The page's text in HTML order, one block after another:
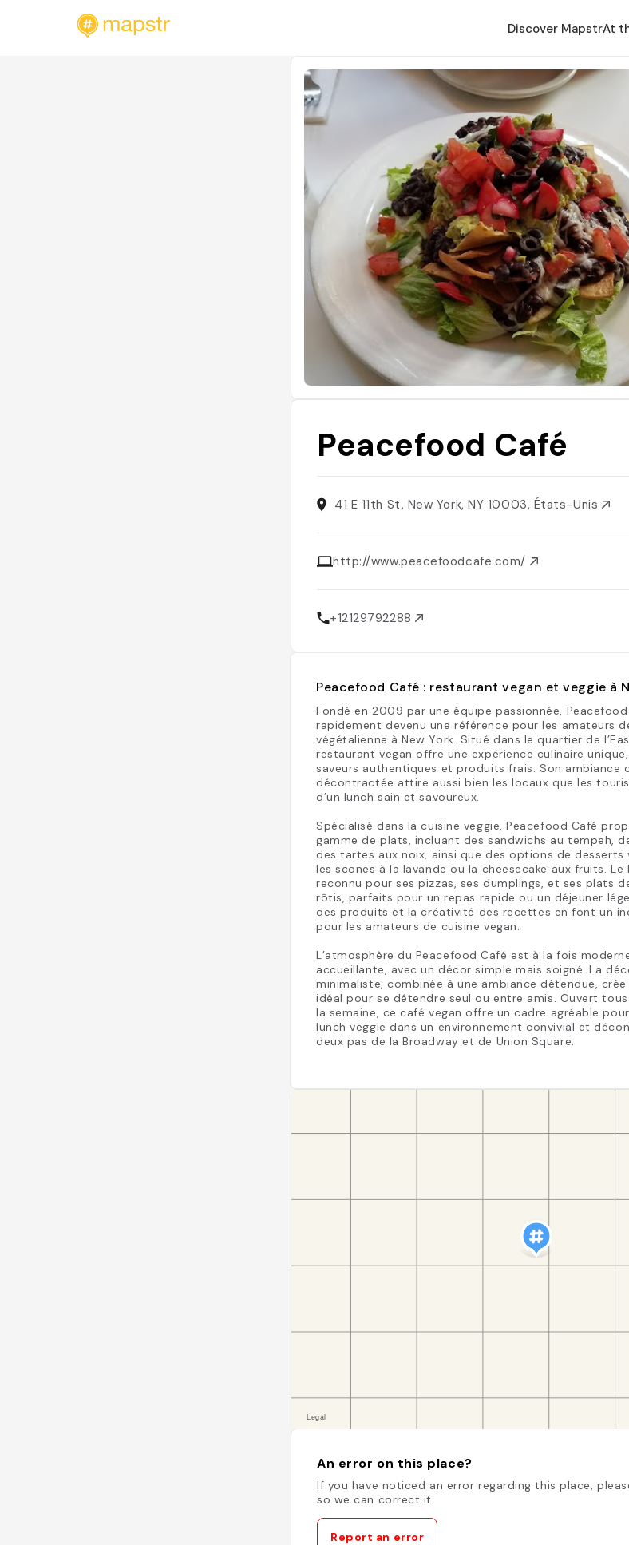
Discover MapstrAt
Peacefood Café
41 E 11th St, New York, NY 10003, États-Unis
http://www.peacefoodcafe.com/
+12129792288
Peacefood Café : restaurant vegan et veggie à
Fondé en 2009 par une équipe passionnée,
rapidement devenu une référence pour les amateurs
végétalienne à New York. Situé dans le quartier de
restaurant vegan offre une expérience culinaire
saveurs authentiques et produits frais. Son ambiance
décontractée attire aussi bien les locaux que les
d’un lunch sain et savoureux.
Spécialisé dans la cuisine veggie, Peacefood Café
gamme de plats, incluant des sandwichs au tempeh,
des tartes aux noix, ainsi que des options de desserts
les scones à la lavande ou la cheesecake aux fruits. Le
reconnu pour ses pizzas, ses dumplings, et ses plats
rôtis, parfaits pour un repas rapide ou un déjeuner
des produits et la créativité des recettes en font un
pour les amateurs de cuisine vegan.
L’atmosphère du Peacefood Café est à la fois
accueillante, avec un décor simple mais soigné. La
minimaliste, combinée à une ambiance détendue, crée
idéal pour se détendre seul ou entre amis. Ouvert
la semaine, ce café vegan offre un cadre agréable
lunch veggie dans un environnement convivial et
deux pas de la Broadway et de Union Square.
An error on this place?
If you have noticed an error regarding this place,
so we can correct it.
Report an error